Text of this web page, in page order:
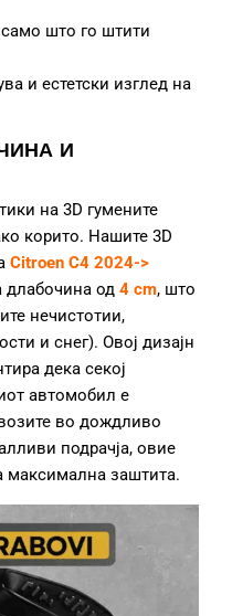
што го штити
и естетски изглед на
И
на 3D гумените
корито. Нашите 3D
Citroen C4 2024->
длабочина од 4 cm, што
нечистотии,
и снег). Овој дизајн
дека секој
автомобил е
во дождливо
подрачја, овие
максимална заштита.